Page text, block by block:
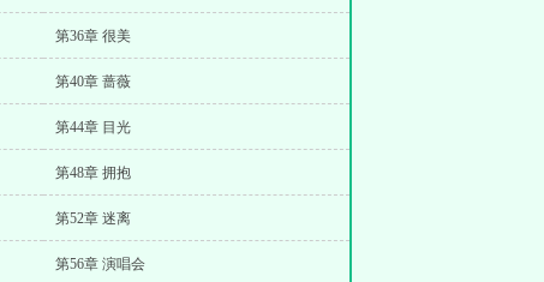
第36章 很美
第40章 蔷薇
第44章 目光
第48章 拥抱
第52章 迷离
第56章 演唱会